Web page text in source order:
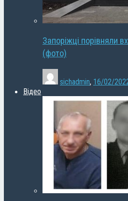
Запоріжці порівняли
(фото)
sichadmin, 16/02/
Відео